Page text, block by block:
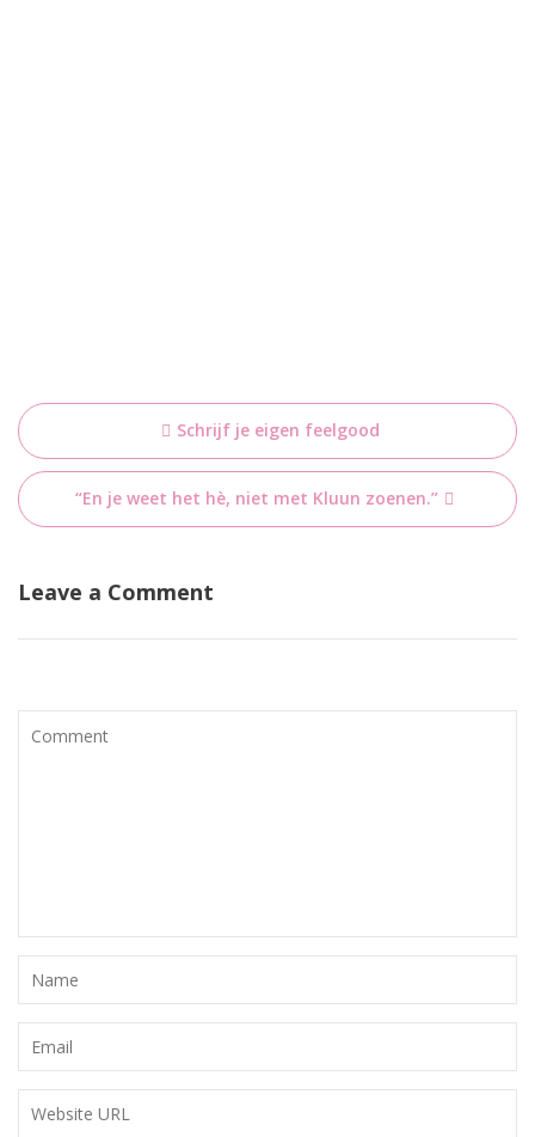
Bericht
navigatie
Schrijf je eigen feelgood
“En je weet het hè, niet met Kluun zoenen.”
Leave a Comment